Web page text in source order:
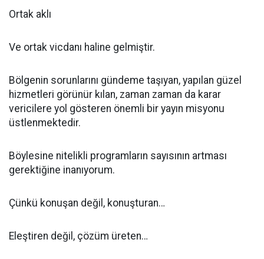
Ortak aklı
Ve ortak vicdanı haline gelmiştir.
Bölgenin sorunlarını gündeme taşıyan, yapılan güzel
hizmetleri görünür kılan, zaman zaman da karar
vericilere yol gösteren önemli bir yayın misyonu
üstlenmektedir.
Böylesine nitelikli programların sayısının artması
gerektiğine inanıyorum.
Çünkü konuşan değil, konuşturan…
Eleştiren değil, çözüm üreten…